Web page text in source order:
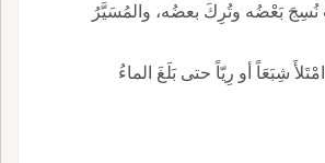
نُسِجَ بَعْضُه وتُرِكَ بعضُه، والمُسَيَّرُ
شِبَعَاً أو رِيّاً حتى بَلَغَ الماءُ